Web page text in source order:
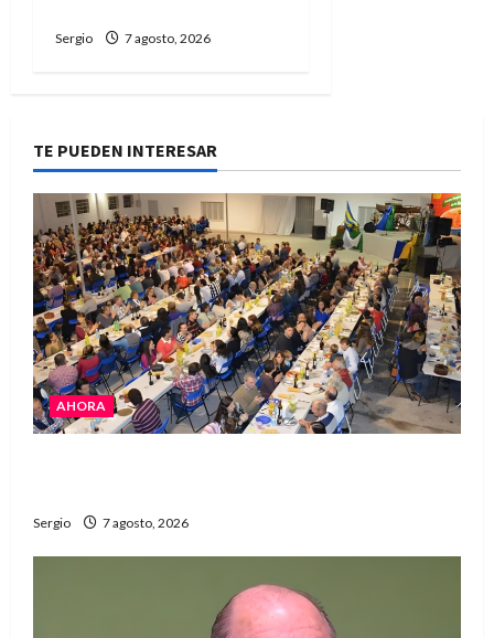
Sergio 7 agosto, 2026
TE PUEDEN INTERESAR
AHORA
Sergio 7 agosto, 2026